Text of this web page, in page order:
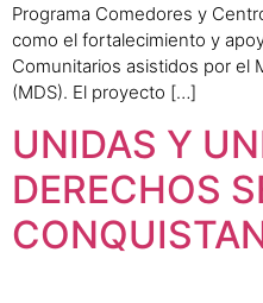
Programa Comedores y
como el fortalecimiento y
Comunitarios asistidos por el
(MDS). El proyecto […]
UNIDAS Y
DERECHOS